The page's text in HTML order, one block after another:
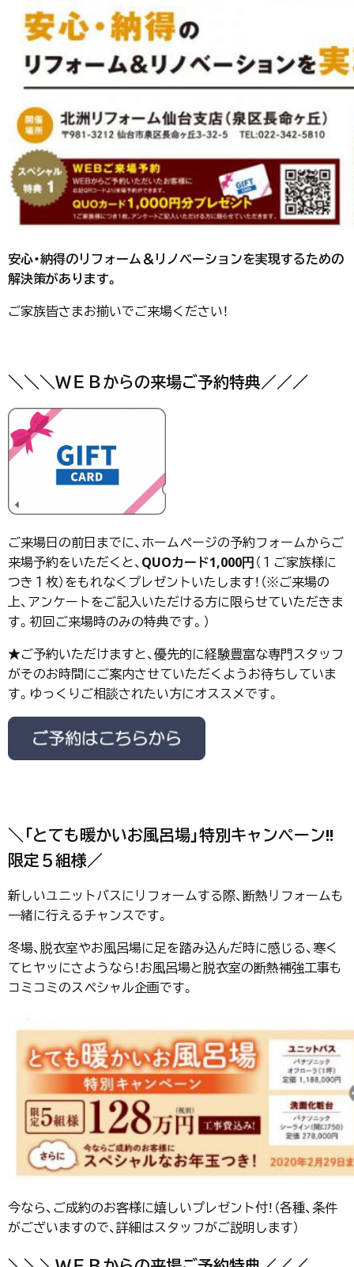
安心・納得のリフォーム＆リノベーションを実現するための
解決策があります。
ご家族皆さまお揃いでご来場ください！
＼＼＼ＷＥＢからの来場ご予約特典／／／
ご来場日の前日までに、ホームページの予約フォームからご
来場予約をいただくと、QUOカード1,000円（１ご家族様に
つき１枚）をもれなくプレゼントいたします！（※ご来場の
上、アンケートをご記入いただける方に限らせていただきま
す。初回ご来場時のみの特典です。）
★ご予約いただけますと、優先的に経験豊富な専門スタッフ
がそのお時間にご案内させていただくようお待ちしていま
す。ゆっくりご相談されたい方にオススメです。
＼「とても暖かいお風呂場」特別キャンペーン!!
限定５組様／
新しいユニットバスにリフォームする際、断熱リフォームも
一緒に行えるチャンスです。
冬場、脱衣室やお風呂場に足を踏み込んだ時に感じる、寒く
てヒヤッにさようなら！お風呂場と脱衣室の断熱補強工事も
コミコミのスペシャル企画です。
今なら、ご成約のお客様に嬉しいプレゼント付！（各種、条件
がございますので、詳細はスタッフがご説明します）